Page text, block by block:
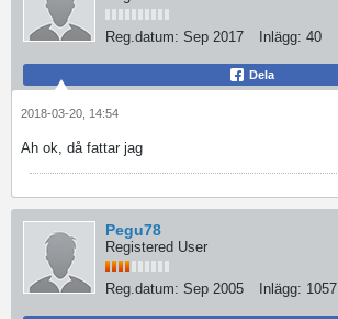
Reg.datum: Sep 2017 Inlägg: 40
Dela
2018-03-20, 14:54
Ah ok, då fattar jag
Pegu78
Registered User
Reg.datum: Sep 2005 Inlägg: 1057